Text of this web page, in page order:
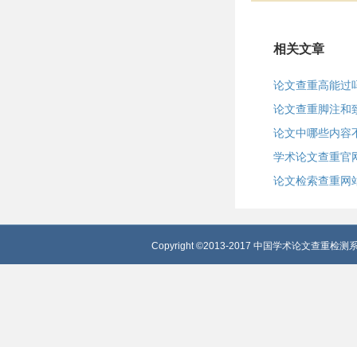
相关文章
论文查重高能过
论文查重脚注和
论文中哪些内容
学术论文查重官
论文检索查重网
Copyright ©2013-2017 中国学术论文查重检